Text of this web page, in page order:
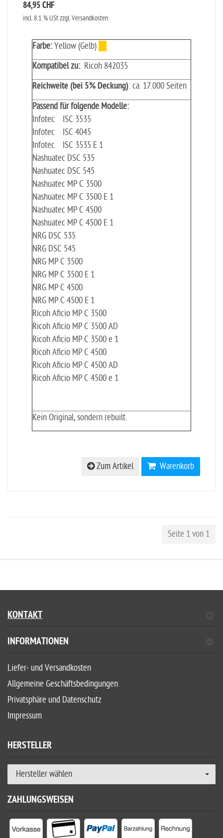
84,95 CHF
incl. 8.1 % USt zzgl. Versandkosten
Farbe:Yellow (Gelb)
Kompatibel zu: Ricoh 842035
Reichweite (bei 5% Deckung): ca. 17.000 Seiten
Passend für folgende Modelle:
Infotec ISC 3535
Infotec ISC 4045
Infotec ISC 3535 E 1
Nashuatec DSC 535
Nashuatec DSC 545
Nashuatec MP C 3500
Nashuatec MP C 3500 E 1
Nashuatec MP C 4500
Nashuatec MP C 4500 E 1
NRG DSC 535
NRG DSC 545
NRG MP C 3500
NRG MP C 3500 E 1
NRG MP C 4500
NRG MP C 4500 E 1
Ricoh Aficio MP C 3500
Ricoh Aficio MP C 3500 AD
Ricoh Aficio MP C 3500 e 1
Ricoh Aficio MP C 4500
Ricoh Aficio MP C 4500 AD
Ricoh Aficio MP C 4500 e 1
Kein Original, sondern rebuilt.
Warenkorb
Zum Artikel
Seite 1 von 1
KONTAKT
INFORMATIONEN
Liefer- und Versandkosten
Allgemeine Geschäftsbedingungen
Privatsphäre und Datenschutz
Impressum
HERSTELLER
Hersteller wählen
ZAHLUNGSWEISEN